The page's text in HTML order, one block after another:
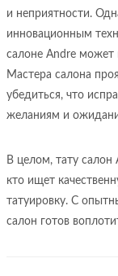
и неприятности.
инновационным
салоне Andre может
Мастера салона
убедиться, что
желаниям и
В целом, тату салон
кто ищет
татуировку. С
салон готов